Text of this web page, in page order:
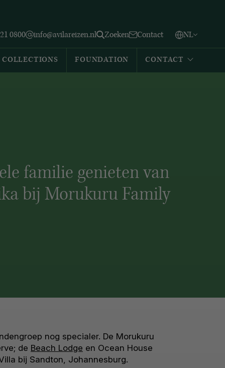
0800 info@avilareizen.nl Zoeken Contact NL
Español
COLLECTIONS FOUNDATION CONTACT
familie genieten van
bij Morukuru Family
nog specialer. De Morukuru
de Beach Lodge en Ocean House
bij Sandton, Johannesburg.